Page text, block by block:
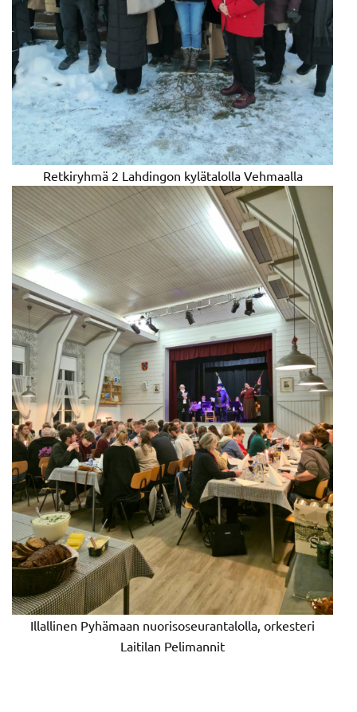
Retkiryhmä 2 Lahdingon kylätalolla Vehmaalla
Illallinen Pyhämaan nuorisoseurantalolla, orkesteri
Laitilan Pelimannit